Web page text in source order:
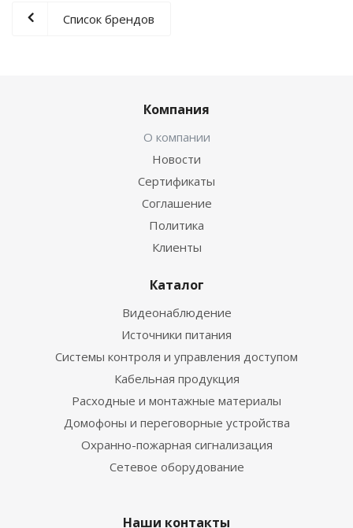
Список брендов
Компания
О компании
Новости
Сертификаты
Соглашение
Политика
Клиенты
Каталог
Видеонаблюдение
Источники питания
Системы контроля и управления доступом
Кабельная продукция
Расходные и монтажные материалы
Домофоны и переговорные устройства
Охранно-пожарная сигнализация
Сетевое оборудование
Наши контакты